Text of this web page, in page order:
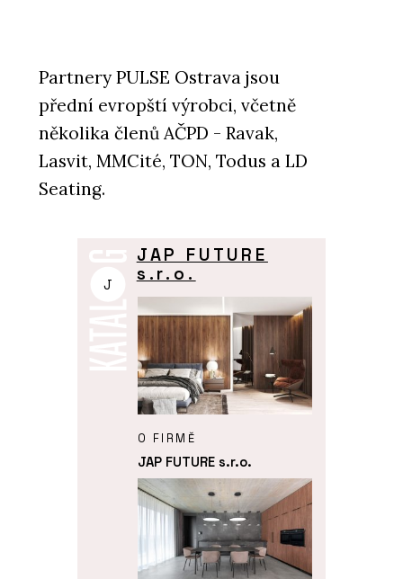
Partnery PULSE Ostrava jsou
přední evropští výrobci, včetně
několika členů AČPD - Ravak,
Lasvit, MMCité, TON, Todus a LD
Seating.
J
JAP FUTURE
s.r.o.
O FIRMĚ
JAP FUTURE s.r.o.